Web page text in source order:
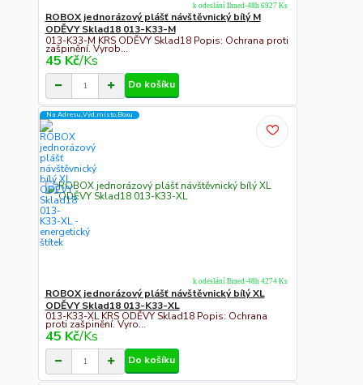
ROBOX jednorázový plášť návštěvnický bílý M
ODĚVY Sklad18 013-K33-M
013-K33-M KRS ODĚVY Sklad18 Popis: Ochrana proti
zašpinění. Vyrob...
45 Kč/Ks
k odeslání Ihned-48h 6927 Ks
Do košíku
Na Adresu,Výd.místo,Boxu
ROBOX jednorázový plášť návštěvnický bílý XL
ODĚVY Sklad18 013-K33-XL
013-K33-XL KRS ODĚVY Sklad18 Popis: Ochrana
proti zašpinění. Vyro...
45 Kč/Ks
k odeslání Ihned-48h 4274 Ks
Do košíku